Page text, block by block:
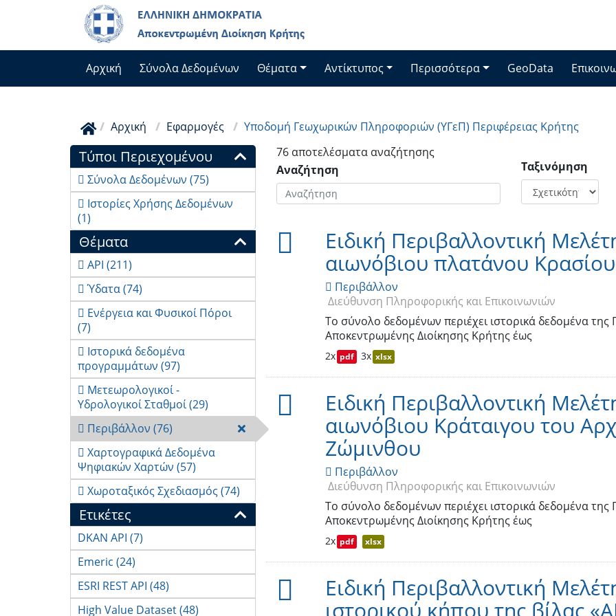
content
Αρχική
Σύνολα Δεδομένων Θέματα Αντίκτυπος Περισσότερα GeoData
Αρχική Εφαρμογές Υποδομή Γεωχωρικών Πληροφοριών (ΥΓεΠ) Περιφέρειας Κρήτης
Τύποι Περιεχομένου
Σύνολα Δεδομένων (75)
Ιστορίες Χρήσης Δεδομένων
(1)
Θέματα
 API (211)
 Ύδατα(74)
 Ενέργεια και Φυσικοί Πόροι
(7)
 Ιστορικά δεδομένα
προγραμμάτων (97)
 Μετεωρολογικοί -
Υδρολογικοί Σταθμοί(29)
 Περιβάλλον (76)
 Χαρτογραφικά Δεδομένα
Ψηφιακών Χαρτών (57)
 Χωροταξικός Σχεδιασμός (74)
Ετικέτες
DKAN API (7)
Emeric (24)
ESRI REST API (48)
High Value Dataset(48)
76 αποτελέσματα αναζήτησης
Αναζήτηση
Ταξινόμηση
Ειδική Περιβαλλοντική
αιωνόβιου πλατάνου
 Περιβάλλον
Διεύθυνση Πληροφορικής και Επικοινωνιών
Το σύνολο δεδομένων περιέχει ιστορικά δεδομένα
Αποκεντρωμένης Διοίκησης Κρήτης έως
2x pdf 3x xlsx
Ειδική Περιβαλλοντική
αιωνόβιου Κράταιγου του
Ζώμινθου
 Περιβάλλον
Διεύθυνση Πληροφορικής και Επικοινωνιών
Το σύνολο δεδομένων περιέχει ιστορικά δεδομένα
Αποκεντρωμένης Διοίκησης Κρήτης έως
2x pdf xlsx
Ειδική Περιβαλλοντική
ιστορικού κήπου της βίλας